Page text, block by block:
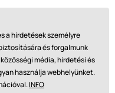
a hirdetések személyre
és forgalmunk
média, hirdetési és
használja webhelyünket.
INFO